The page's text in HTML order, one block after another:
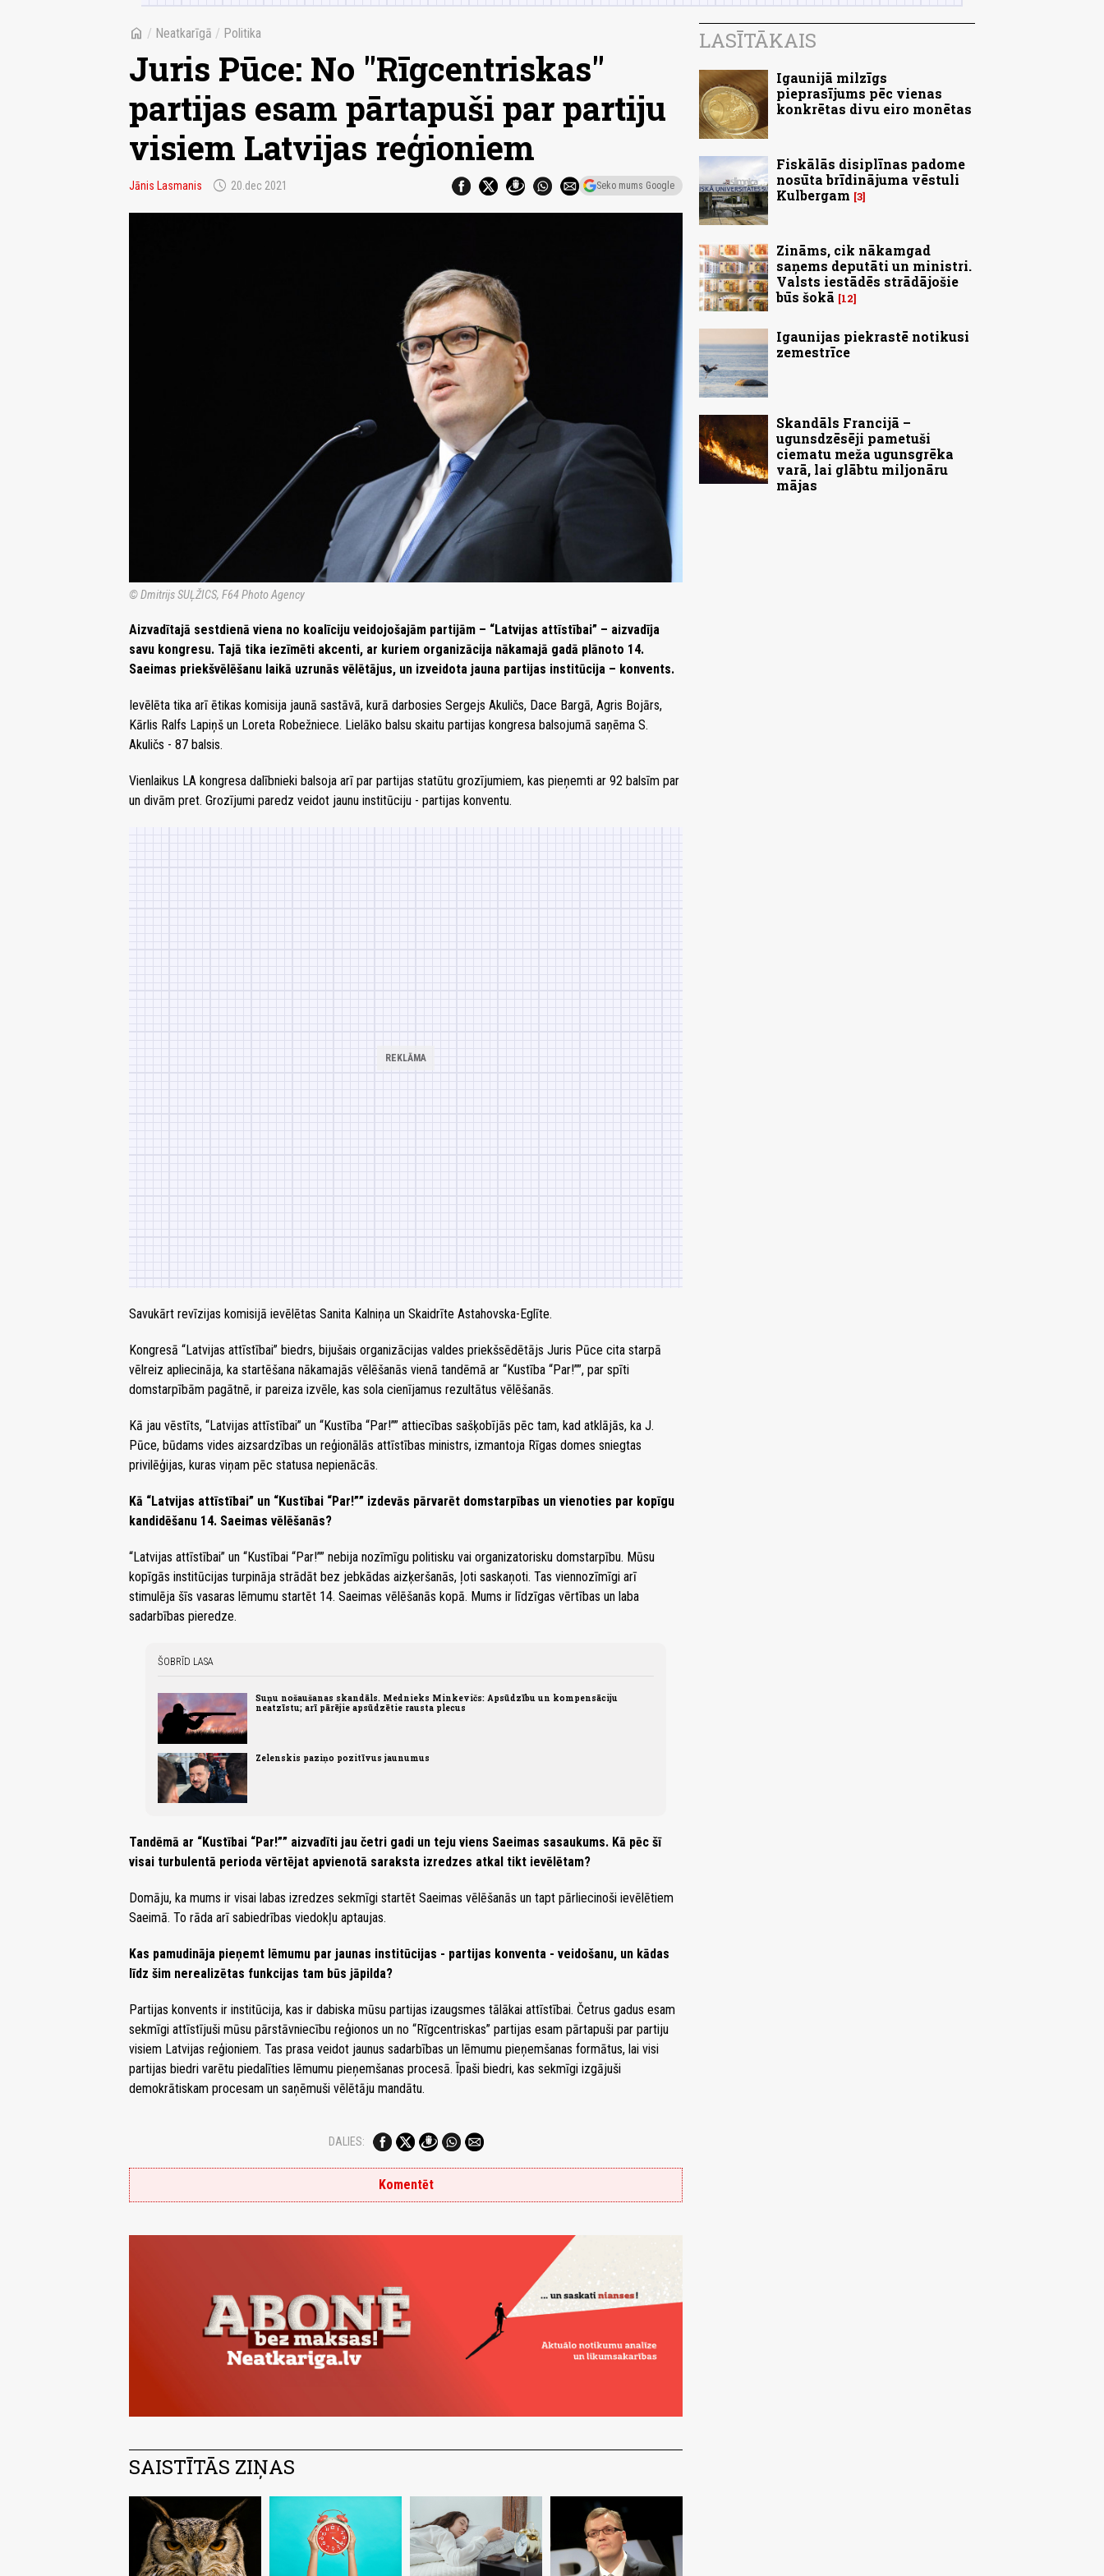
home / Neatkarīgā / Politika
Juris Pūce: No "Rīgcentriskas"
partijas esam pārtapuši par partiju
visiem Latvijas reģioniem
Jānis Lasmanis schedule 20.dec 2021 Seko mums Google
© Dmitrijs SUĻŽICS, F64 Photo Agency
Aizvadītajā sestdienā viena no koalīciju veidojošajām partijām – “Latvijas attīstībai” – aizvadīja
savu kongresu. Tajā tika iezīmēti akcenti, ar kuriem organizācija nākamajā gadā plānoto 14.
Saeimas priekšvēlēšanu laikā uzrunās vēlētājus, un izveidota jauna partijas institūcija – konvents.
Ievēlēta tika arī ētikas komisija jaunā sastāvā, kurā darbosies Sergejs Akuličs, Dace Bargā, Agris Bojārs,
Kārlis Ralfs Lapiņš un Loreta Robežniece. Lielāko balsu skaitu partijas kongresa balsojumā saņēma S.
Akuličs - 87 balsis.
Vienlaikus LA kongresa dalībnieki balsoja arī par partijas statūtu grozījumiem, kas pieņemti ar 92 balsīm par
un divām pret. Grozījumi paredz veidot jaunu institūciju - partijas konventu.
Savukārt revīzijas komisijā ievēlētas Sanita Kalniņa un Skaidrīte Astahovska-Eglīte.
Kongresā “Latvijas attīstībai” biedrs, bijušais organizācijas valdes priekšsēdētājs Juris Pūce cita starpā
vēlreiz apliecināja, ka startēšana nākamajās vēlēšanās vienā tandēmā ar “Kustība “Par!””, par spīti
domstarpībām pagātnē, ir pareiza izvēle, kas sola cienījamus rezultātus vēlēšanās.
Kā jau vēstīts, “Latvijas attīstībai” un “Kustība “Par!”” attiecības sašķobījās pēc tam, kad atklājās, ka J.
Pūce, būdams vides aizsardzības un reģionālās attīstības ministrs, izmantoja Rīgas domes sniegtas
privilēģijas, kuras viņam pēc statusa nepienācās.
Kā “Latvijas attīstībai” un “Kustībai “Par!”” izdevās pārvarēt domstarpības un vienoties par kopīgu
kandidēšanu 14. Saeimas vēlēšanās?
“Latvijas attīstībai” un “Kustībai “Par!”” nebija nozīmīgu politisku vai organizatorisku domstarpību. Mūsu
kopīgās institūcijas turpināja strādāt bez jebkādas aizķeršanās, ļoti saskaņoti. Tas viennozīmīgi arī
stimulēja šīs vasaras lēmumu startēt 14. Saeimas vēlēšanās kopā. Mums ir līdzīgas vērtības un laba
sadarbības pieredze.
ŠOBRĪD LASA
Suņu nošaušanas skandāls. Mednieks Minkevičs: Apsūdzību un kompensāciju
neatzīstu; arī pārējie apsūdzētie rausta plecus
Zelenskis paziņo pozitīvus jaunumus
Tandēmā ar “Kustībai “Par!”” aizvadīti jau četri gadi un teju viens Saeimas sasaukums. Kā pēc šī
visai turbulentā perioda vērtējat apvienotā saraksta izredzes atkal tikt ievēlētam?
Domāju, ka mums ir visai labas izredzes sekmīgi startēt Saeimas vēlēšanās un tapt pārliecinoši ievēlētiem
Saeimā. To rāda arī sabiedrības viedokļu aptaujas.
Kas pamudināja pieņemt lēmumu par jaunas institūcijas - partijas konventa - veidošanu, un kādas
līdz šim nerealizētas funkcijas tam būs jāpilda?
Partijas konvents ir institūcija, kas ir dabiska mūsu partijas izaugsmes tālākai attīstībai. Četrus gadus esam
sekmīgi attīstījuši mūsu pārstāvniecību reģionos un no “Rīgcentriskas” partijas esam pārtapuši par partiju
visiem Latvijas reģioniem. Tas prasa veidot jaunus sadarbības un lēmumu pieņemšanas formātus, lai visi
partijas biedri varētu piedalīties lēmumu pieņemšanas procesā. Īpaši biedri, kas sekmīgi izgājuši
demokrātiskam procesam un saņēmuši vēlētāju mandātu.
DALIES:
Komentēt
SAISTĪTĀS ZIŅAS
LASĪTĀKAIS
Igaunijā milzīgs
pieprasījums pēc vienas
konkrētas divu eiro monētas
Fiskālās disiplīnas padome
nosūta brīdinājuma vēstuli
Kulbergam 3
Zināms, cik nākamgad
saņems deputāti un ministri.
Valsts iestādēs strādājošie
būs šokā
12
Igaunijas piekrastē notikusi
zemestrīce
Skandāls Francijā –
ugunsdzēsēji pametuši
ciematu meža ugunsgrēka
varā, lai glābtu miljonāru
mājas